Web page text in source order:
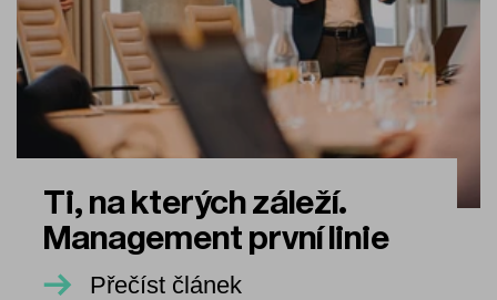
Ti, na kterých záleží.
Management první linie
Přečíst článek